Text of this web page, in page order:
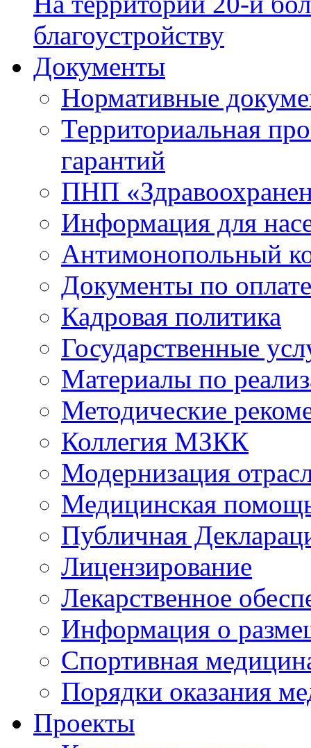
благоустройству
Документы
Нормативные
Территориальная
гарантий
ПНП
Информация для
Антимонопольный
Документы по
Кадровая политика
Государственные
Материалы по
Методические
Коллегия МЗКК
Модернизация
Медицинская
Публичная
Лицензирование
Лекарственное
Информация о
Спортивная
Порядки оказания
Проекты